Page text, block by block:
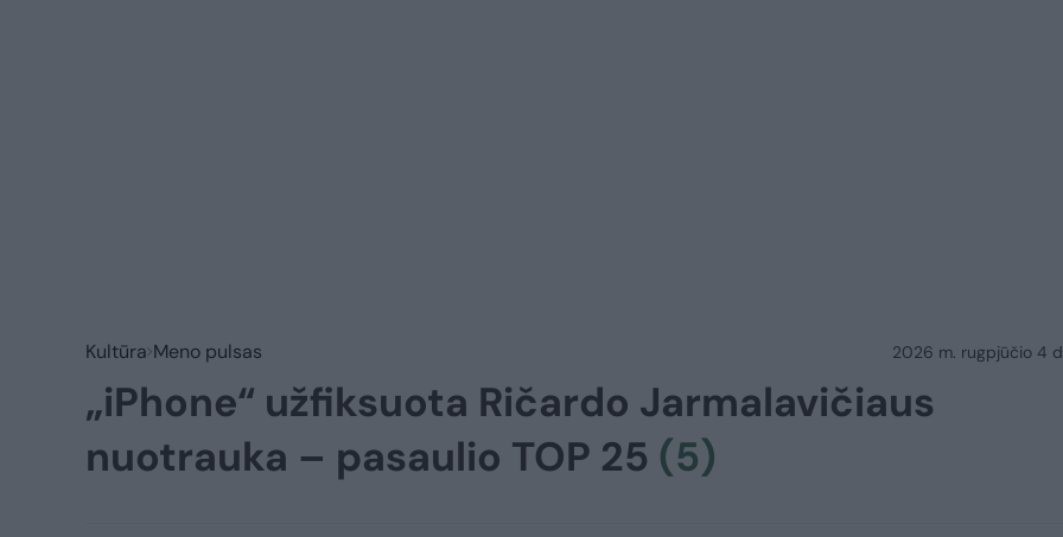
Kultūra Meno pulsas 2026 m. rugpjūčio 4
„iPhone“ užfiksuota Ričardo Jarmalavičiaus
nuotrauka – pasaulio TOP 25 (5)